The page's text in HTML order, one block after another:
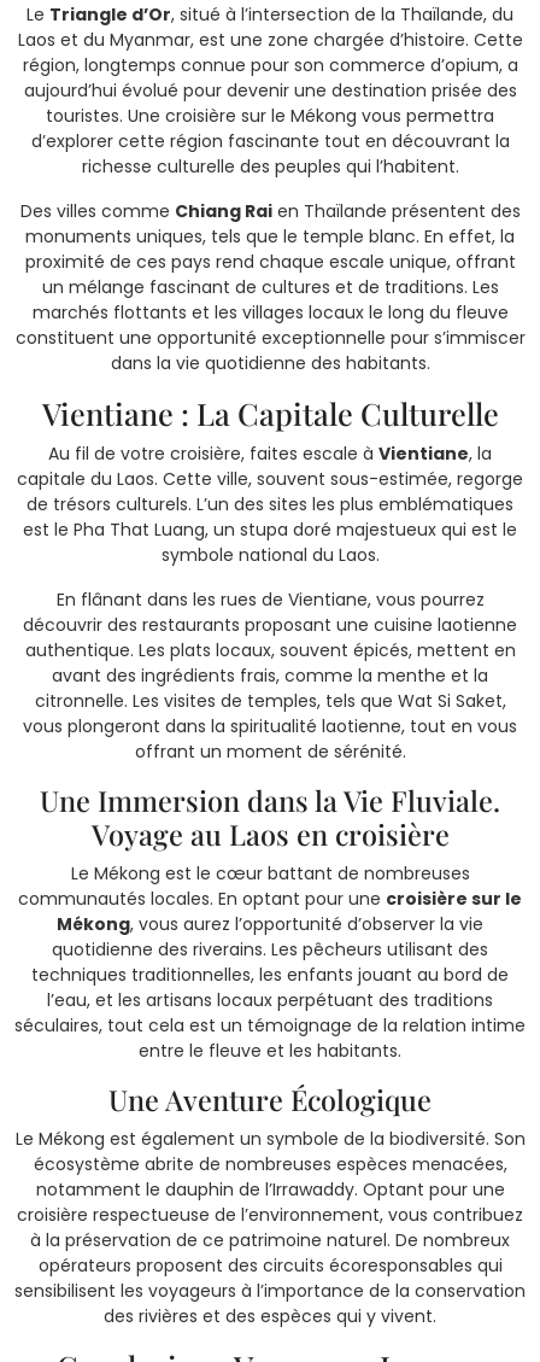
Le Triangle d’Or, situé à l’intersection de la Thaïlande, du
Laos et du Myanmar, est une zone chargée d’histoire. Cette
région, longtemps connue pour son commerce d’opium, a
aujourd’hui évolué pour devenir une destination prisée des
touristes. Une croisière sur le Mékong vous permettra
d’explorer cette région fascinante tout en découvrant la
richesse culturelle des peuples qui l’habitent.
Des villes comme Chiang Raien Thaïlande présentent des
monuments uniques, tels que le temple blanc. En effet, la
proximité de ces pays rend chaque escale unique, offrant
un mélange fascinant de cultures et de traditions. Les
marchés flottants et les villages locaux le long du fleuve
constituent une opportunité exceptionnelle pour s’immiscer
dans la vie quotidienne des habitants.
Vientiane : La Capitale Culturelle
Au fil de votre croisière, faites escale à Vientiane, la
capitale du Laos. Cette ville, souvent sous-estimée, regorge
de trésors culturels. L’un des sites les plus emblématiques
est le Pha That Luang, un stupa doré majestueux qui est le
symbole national du Laos.
En flânant dans les rues de Vientiane, vous pourrez
découvrir des restaurants proposant une cuisine laotienne
authentique. Les plats locaux, souvent épicés, mettent en
avant des ingrédients frais, comme la menthe et la
citronnelle. Les visites de temples, tels que Wat Si Saket,
vous plongeront dans la spiritualité laotienne, tout en vous
offrant un moment de sérénité.
Une Immersion dans la Vie Fluviale.
Voyage au Laos en croisière
Le Mékong est le cœur battant de nombreuses
communautés locales. En optant pour une croisière sur le
Mékong, vous aurez l’opportunité d’observer la vie
quotidienne des riverains. Les pêcheurs utilisant des
techniques traditionnelles, les enfants jouant au bord de
l’eau, et les artisans locaux perpétuant des traditions
séculaires, tout cela est un témoignage de la relation intime
entre le fleuve et les habitants.
Une Aventure Écologique
Le Mékong est également un symbole de la biodiversité. Son
écosystème abrite de nombreuses espèces menacées,
notamment le dauphin de l’Irrawaddy. Optant pour une
croisière respectueuse de l’environnement, vous contribuez
à la préservation de ce patrimoine naturel. De nombreux
opérateurs proposent des circuits écoresponsables qui
sensibilisent les voyageurs à l’importance de la conservation
des rivières et des espèces qui y vivent.